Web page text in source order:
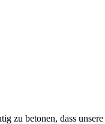
zu betonen, dass